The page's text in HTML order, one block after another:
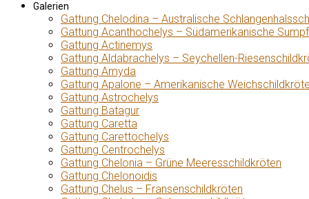
Galerien
Gattung Chelodina – Australische
Gattung Acanthochelys – Südamerikanische
Gattung Actinemys
Gattung Aldabrachelys – Seychellen-
Gattung Amyda
Gattung Apalone – Amerikanische
Gattung Astrochelys
Gattung Batagur
Gattung Caretta
Gattung Carettochelys
Gattung Centrochelys
Gattung Chelonia – Grüne Meeresschildkröten
Gattung Chelonoidis
Gattung Chelus – Fransenschildkröten